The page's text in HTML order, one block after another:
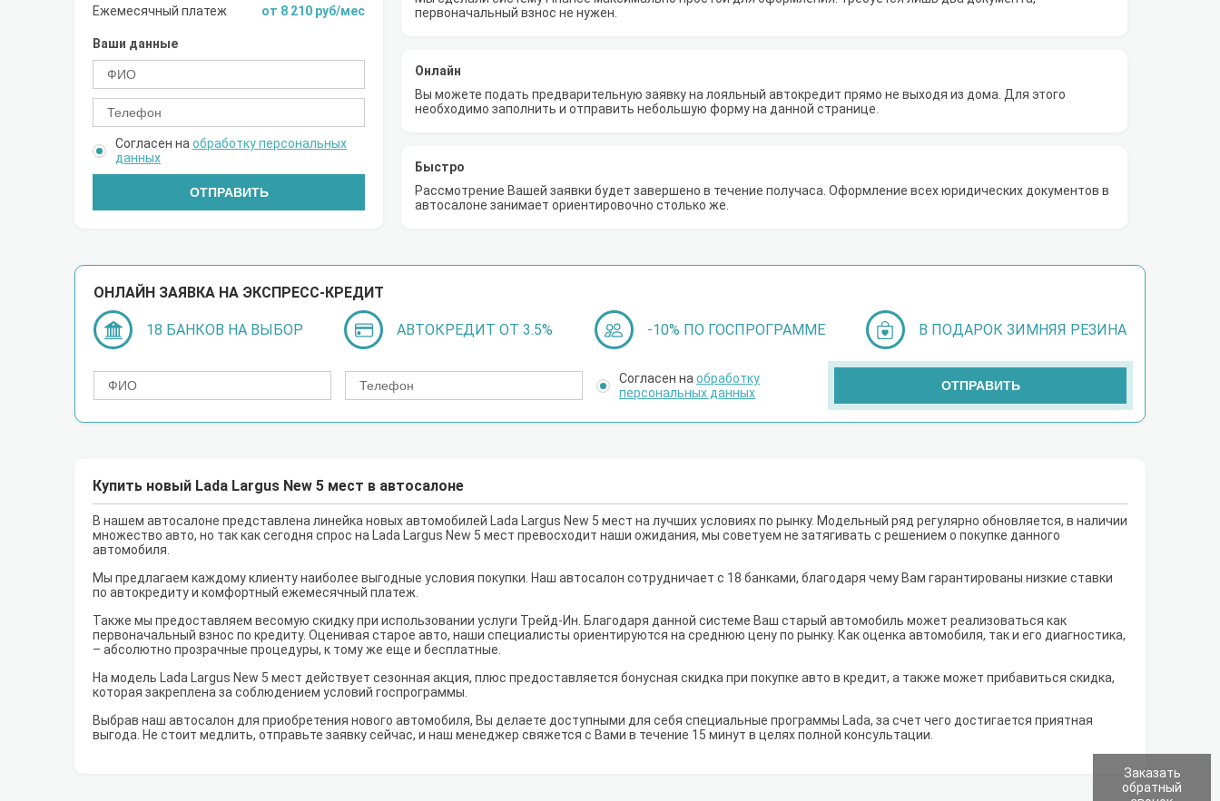
Ежемесячный платеж
от 8 210 руб/мес
Ваши данные
Согласен на обработку персональных
данных
ОТПРАВИТЬ
первоначальный взнос не нужен.
Онлайн
Вы можете подать предварительную заявку на лояльный автокредит прямо не выходя из дома. Для этого
необходимо заполнить и отправить небольшую форму на данной странице.
Быстро
Рассмотрение Вашей заявки будет завершено в течение получаса. Оформление всех юридических документов в
автосалоне занимает ориентировочно столько же.
ОНЛАЙН ЗАЯВКА НА ЭКСПРЕСС-КРЕДИТ
18 БАНКОВ НА ВЫБОР АВТОКРЕДИТ ОТ 3.5% -10% ПО ГОСПРОГРАММЕ В ПОДАРОК ЗИМНЯЯ РЕЗИНА
Согласен на обработку
персональных данных
ОТПРАВИТЬ
Купить новый Lada Largus New 5 мест в автосалоне
В нашем автосалоне представлена линейка новых автомобилей Lada Largus New 5 мест на лучших условиях по рынку. Модельный ряд регулярно обновляется, в наличии
множество авто, но так как сегодня спрос на Lada Largus New 5 мест превосходит наши ожидания, мы советуем не затягивать с решением о покупке данного
автомобиля.
Мы предлагаем каждому клиенту наиболее выгодные условия покупки. Наш автосалон сотрудничает с 18 банками, благодаря чему Вам гарантированы низкие ставки
по автокредиту и комфортный ежемесячный платеж.
Также мы предоставляем весомую скидку при использовании услуги Трейд-Ин. Благодаря данной системе Ваш старый автомобиль может реализоваться как
первоначальный взнос по кредиту. Оценивая старое авто, наши специалисты ориентируются на среднюю цену по рынку. Как оценка автомобиля, так и его диагностика,
– абсолютно прозрачные процедуры, к тому же еще и бесплатные.
На модель Lada Largus New 5 мест действует сезонная акция, плюс предоставляется бонусная скидка при покупке авто в кредит, а также может прибавиться скидка,
которая закреплена за соблюдением условий госпрограммы.
Выбрав наш автосалон для приобретения нового автомобиля, Вы делаете доступными для себя специальные программы Lada, за счет чего достигается приятная
выгода. Не стоит медлить, отправьте заявку сейчас, и наш менеджер свяжется с Вами в течение 15 минут в целях полной консультации.
Заказать
обратный